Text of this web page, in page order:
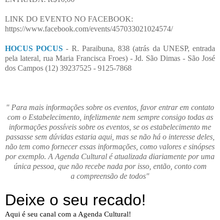
LINK DO EVENTO NO FACEBOOK:
https://www.facebook.com/events/457033021024574/
HOCUS POCUS - R. Paraibuna, 838 (atrás da UNESP, entrada
pela lateral, rua Maria Francisca Froes) - Jd. São Dimas - São José
dos Campos (12) 39237525 - 9125-7868
" Para mais informações sobre os eventos, favor entrar em contato
com o Estabelecimento, infelizmente nem sempre consigo todas as
informações possíveis sobre os eventos, se os estabelecimento me
passasse sem dúvidas estaria aqui, mas se não há o interesse deles,
não tem como fornecer essas informações, como valores e sinópses
por exemplo. A Agenda Cultural é atualizada diariamente por uma
única pessoa, que não recebe nada por isso, então, conto com
a compreensão de todos"